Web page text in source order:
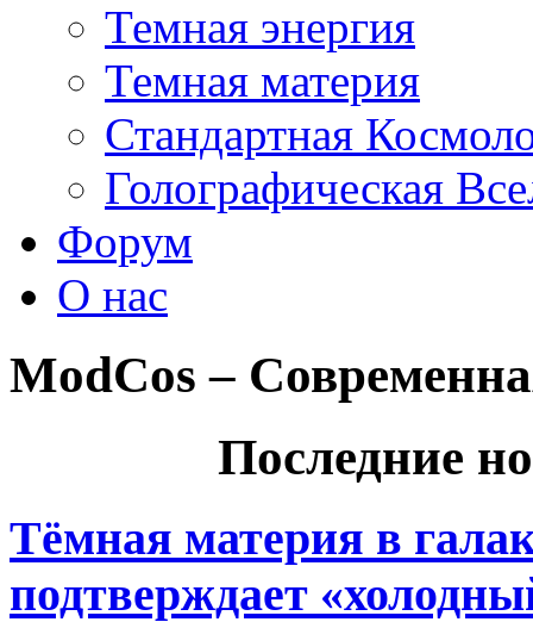
Темная энергия
Темная материя
Стандартная
Голографическая
Форум
О нас
ModCos –
Последние
Тёмная материя в
подтверждает